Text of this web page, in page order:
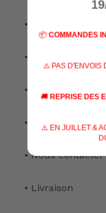
• Nos marques
• Nos
• Nos services
• Notre atelier
• Nous contacter
• Livraison
📦 COMMANDES
⚠️ PAS D'ENVOIS
🚚 REPRISE DES
⚠️ EN JUILLET &